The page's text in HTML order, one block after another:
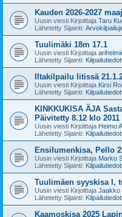
Kauden 2026-2027
Uusin viesti Kirjoittaja Taru
Lähetetty Sijainti:
Tuulimäki 18m 17.1
Uusin viesti Kirjoittaja
Lähetetty Sijainti:
Iltakilpailu Iitissä
Uusin viesti Kirjoittaja Kirsi
Lähetetty Sijainti:
KINKKUKISA ÄJA
Päivitetty 8.12 klo 2011
Uusin viesti Kirjoittaja Heimo
Lähetetty Sijainti:
Ensilumenkisa, Pello
Uusin viesti Kirjoittaja Marko
Lähetetty Sijainti:
Tuulimäen syyskisa I,
Uusin viesti Kirjoittaja Jaakko
Lähetetty Sijainti:
Kaamoskisa 2025